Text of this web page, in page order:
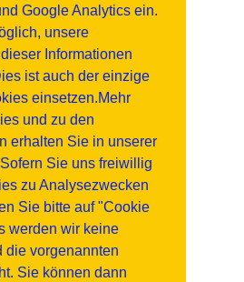
Google Analytics ein.
unsere
Informationen
ist auch der einzige
einsetzen.Mehr
und zu den
erhalten Sie in unserer
Sie uns freiwillig
zu Analysezwecken
Sie bitte auf "Cookie
werden wir keine
die vorgenannten
Sie können dann